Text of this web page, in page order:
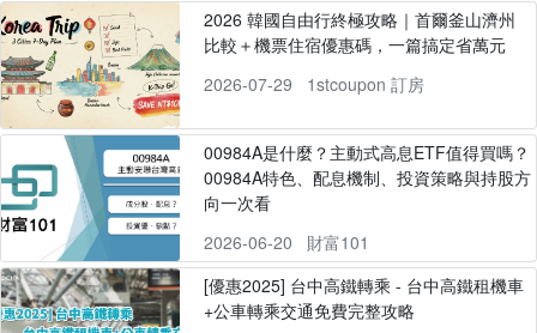
2026 韓國自由行終極攻略｜首爾釜山濟州
比較＋機票住宿優惠碼，一篇搞定省萬元
2026-07-29
1stcoupon 訂房
00984A是什麼？主動式高息ETF值得買嗎？
00984A特色、配息機制、投資策略與持股方
向一次看
2026-06-20
財富101
[優惠2025] 台中高鐵轉乘 - 台中高鐵租機車
+公車轉乘交通免費完整攻略